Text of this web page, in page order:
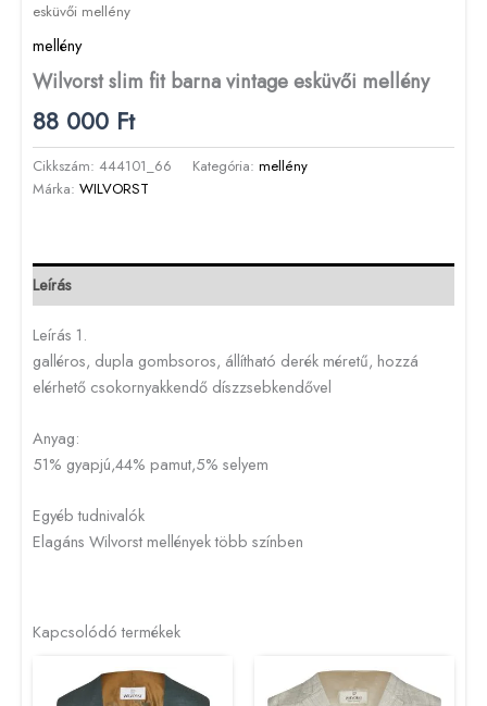
esküvői mellény
mellény
Wilvorst slim fit barna vintage esküvői mellény
88 000 Ft
Cikkszám: 444101_66 Kategória: mellény
Márka: WILVORST
Leírás
Leírás 1.
galléros, dupla gombsoros, állítható derék méretű, hozzá
elérhető csokornyakkendő díszzsebkendővel
Anyag:
51% gyapjú,44% pamut,5% selyem
Egyéb tudnivalók
Elagáns Wilvorst mellények több színben
Kapcsolódó termékek